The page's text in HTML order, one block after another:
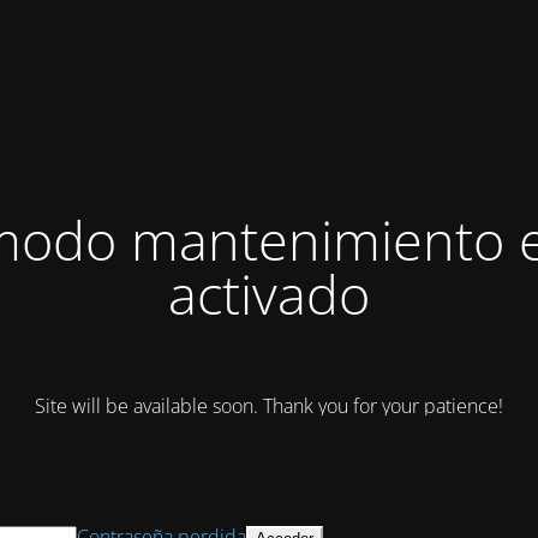
mantenimiento
activado
Site will be available soon. Thank you for your patience!